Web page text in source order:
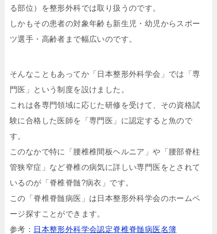
る部位）を整形外科では取り扱うのです。
しかもその患者の対象年齢も新生児・幼児からスポー
ツ選手・高齢者まで幅広いのです。
そんなこともあってか「日本整形外科学会」では「専
門医」という制度を設けました。
これは各専門領域に応じた研修を受けて、その資格試
験に合格した医師を「専門医」に認定すると魚ので
す。
このなかで特に「腰椎椎間板ヘルニア」や「腰部脊柱
管狭窄症」など脊椎の病気に詳しい専門医をとされて
いるのが「脊椎脊髄?病衣」です。
この「脊椎脊髄病医」は日本整形外科学会のホームペ
ージ探すことができます。
参考： 日本整形外科学会認定脊椎脊髄病医名簿